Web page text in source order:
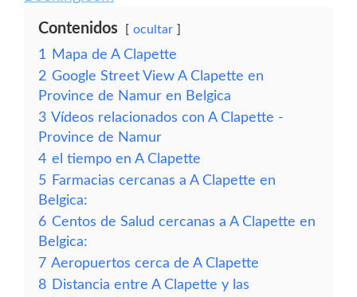
Contenidos ocultar
1
Mapa de A Clapette
2 Google Street View A Clapette en
Province de Namur en Belgica
3 Vídeos relacionados con A Clapette -
Province de Namur
4 el tiempo en A Clapette
5 Farmacias cercanas a A Clapette en
Belgica:
6 Centos de Salud cercanas a A Clapette en
Belgica:
7 Aeropuertos cerca de A Clapette
8 Distancia entre A Clapette y las